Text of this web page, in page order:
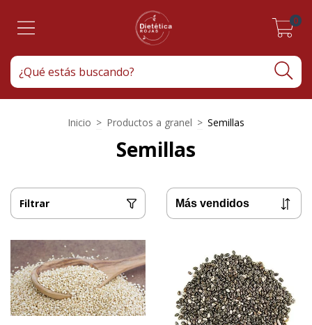
0
Inicio > Productos a granel > Semillas
Semillas
Filtrar